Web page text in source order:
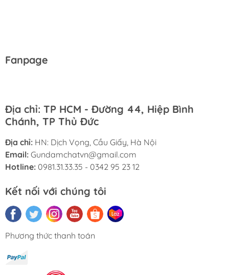
Fanpage
Địa chỉ: TP HCM - Đường 44, Hiệp Bình
Chánh, TP Thủ Đức
Địa chỉ: HN: Dịch Vọng, Cầu Giấy, Hà Nội
Email: Gundamchatvn@gmail.com
Hotline: 0981.31.33.35 - 0342 95 23 12
Kết nối với chúng tôi
Phương thức thanh toán